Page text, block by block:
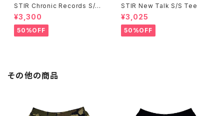
STIR Chronic Records S/S
Tee
¥3,300
50%OFF
STIR New Talk S/S Tee
¥3,025
50%OFF
その他の商品